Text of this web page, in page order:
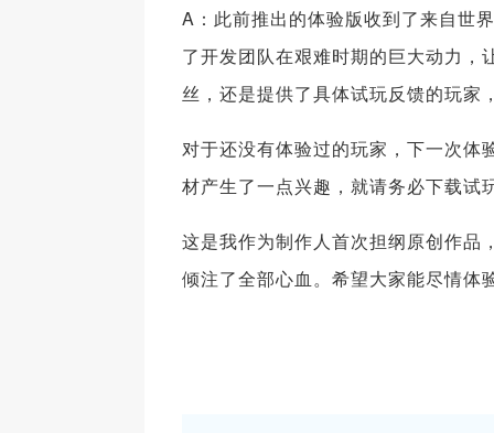
A：此前推出的体验版收到了来自世
了开发团队在艰难时期的巨大动力
丝，还是提供了具体试玩反馈的玩家
对于还没有体验过的玩家，下一次体
材产生了一点兴趣，就请务必下载试
这是我作为制作人首次担纲原创作品
倾注了全部心血。希望大家能尽情体